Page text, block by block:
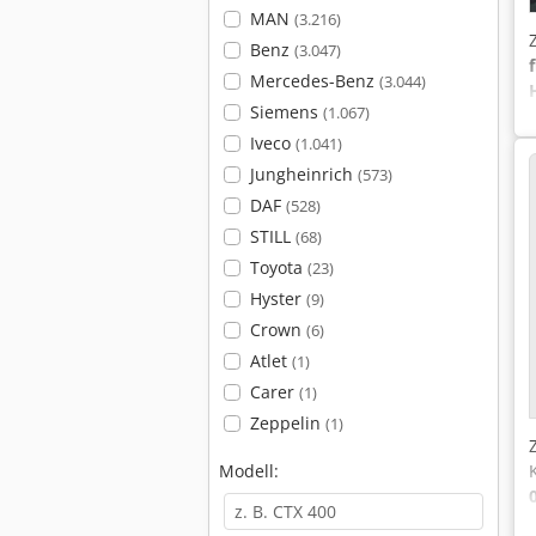
MAN (3.216)
Benz (3.047)
Mercedes-Benz (3.044)
Siemens (1.067)
Iveco (1.041)
Jungheinrich (573)
DAF (528)
STILL (68)
Toyota (23)
Hyster (9)
Crown (6)
Atlet (1)
Carer (1)
Zeppelin (1)
Modell: